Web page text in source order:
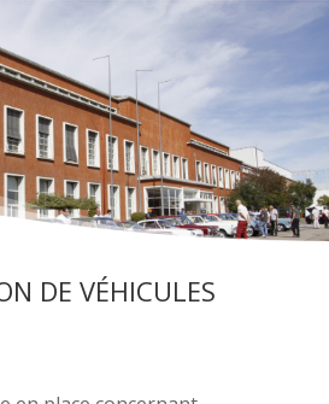
DE VÉHICULES